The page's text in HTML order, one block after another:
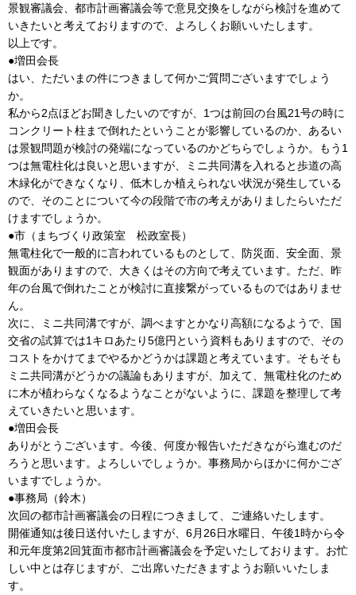
景観審議会、都市計画審議会等で意見交換をしながら検討を進めて
いきたいと考えておりますので、よろしくお願いいたします。
以上です。
●増田会長
はい、ただいまの件につきまして何かご質問ございますでしょう
か。
私から2点ほどお聞きしたいのですが、1つは前回の台風21号の時に
コンクリート柱まで倒れたということが影響しているのか、あるい
は景観問題が検討の発端になっているのかどちらでしょうか。もう1
つは無電柱化は良いと思いますが、ミニ共同溝を入れると歩道の高
木緑化ができなくなり、低木しか植えられない状況が発生している
ので、そのことについて今の段階で市の考えがありましたらいただ
けますでしょうか。
●市（まちづくり政策室 松政室長）
無電柱化で一般的に言われているものとして、防災面、安全面、景
観面がありますので、大きくはその方向で考えています。ただ、昨
年の台風で倒れたことが検討に直接繋がっているものではありませ
ん。
次に、ミニ共同溝ですが、調べますとかなり高額になるようで、国
交省の試算では1キロあたり5億円という資料もありますので、その
コストをかけてまでやるかどうかは課題と考えています。そもそも
ミニ共同溝がどうかの議論もありますが、加えて、無電柱化のため
に木が植わらなくなるようなことがないように、課題を整理して考
えていきたいと思います。
●増田会長
ありがとうございます。今後、何度か報告いただきながら進むのだ
ろうと思います。よろしいでしょうか。事務局からほかに何かござ
いますでしょうか。
●事務局（鈴木）
次回の都市計画審議会の日程につきまして、ご連絡いたします。
開催通知は後日送付いたしますが、6月26日水曜日、午後1時から令
和元年度第2回箕面市都市計画審議会を予定いたしております。お忙
しい中とは存じますが、ご出席いただきますようお願いいたしま
す。